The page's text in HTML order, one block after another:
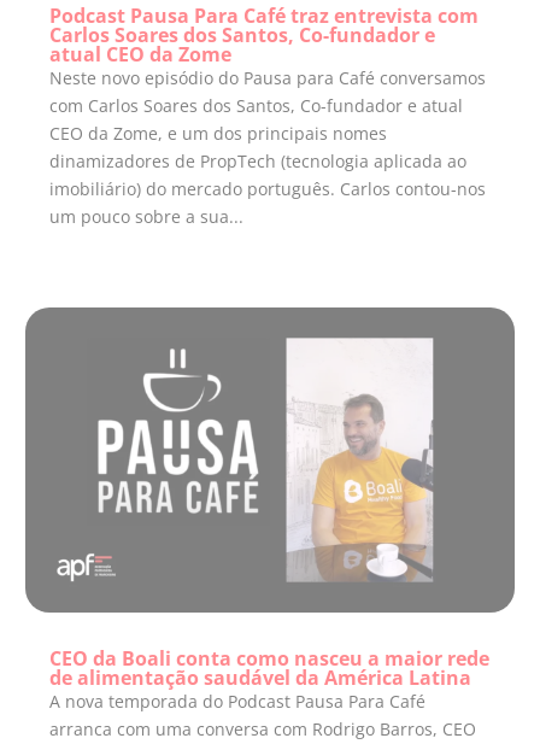
Podcast Pausa Para Café traz entrevista com
Carlos Soares dos Santos, Co-fundador e
atual CEO da Zome
Neste novo episódio do Pausa para Café conversamos
com Carlos Soares dos Santos, Co-fundador e atual
CEO da Zome, e um dos principais nomes
dinamizadores de PropTech (tecnologia aplicada ao
imobiliário) do mercado português. Carlos contou-nos
um pouco sobre a sua...
CEO da Boali conta como nasceu a maior rede
de alimentação saudável da América Latina
A nova temporada do Podcast Pausa Para Café
arranca com uma conversa com Rodrigo Barros, CEO